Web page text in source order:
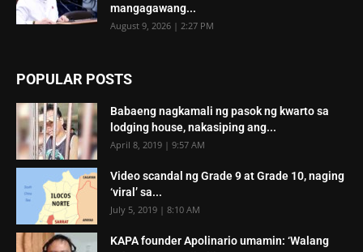
mangagawang...
August 9, 2026 | 2:27 PM
POPULAR POSTS
Babaeng nagkamali ng pasok ng kwarto sa
lodging house, nakasiping ang...
April 8, 2019 | 9:57 AM
Video scandal ng Grade 9 at Grade 10, naging
‘viral’ sa...
July 5, 2019 | 8:10 AM
KAPA founder Apolinario umamin: ‘Walang